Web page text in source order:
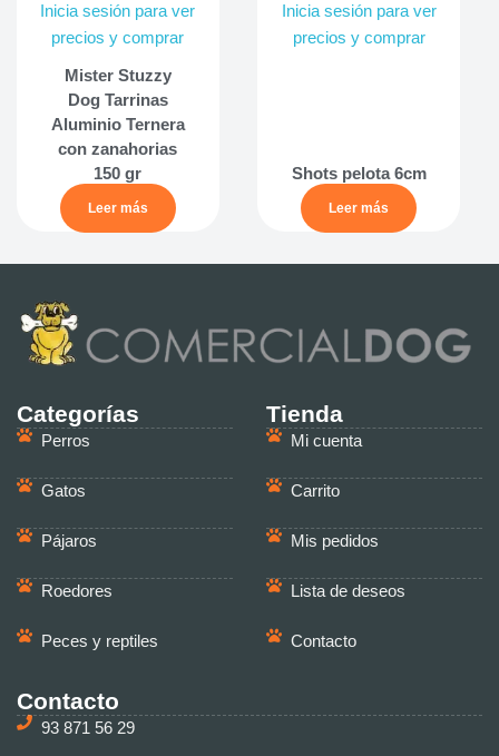
Inicia sesión para ver
precios y comprar
Mister Stuzzy
Dog Tarrinas
Aluminio Ternera
con zanahorias
150 gr
Leer más
Inicia sesión para ver
precios y comprar
Shots pelota 6cm
Leer más
Categorías
Perros
Gatos
Pájaros
Roedores
Peces y reptiles
Tienda
Mi cuenta
Carrito
Mis pedidos
Lista de deseos
Contacto
Contacto
93 871 56 29